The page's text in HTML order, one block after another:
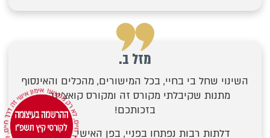
מזל ב.
השינוי שחל בי בחיי, בכל המישורים, מהכלים והאינסוף
מתנות שקיבלתי מקורס זה ומקורס קואצ’ינג –
בזכותכם!
דלתות רבות נפתחו בפניי, בפן האישי, בזוגיות,